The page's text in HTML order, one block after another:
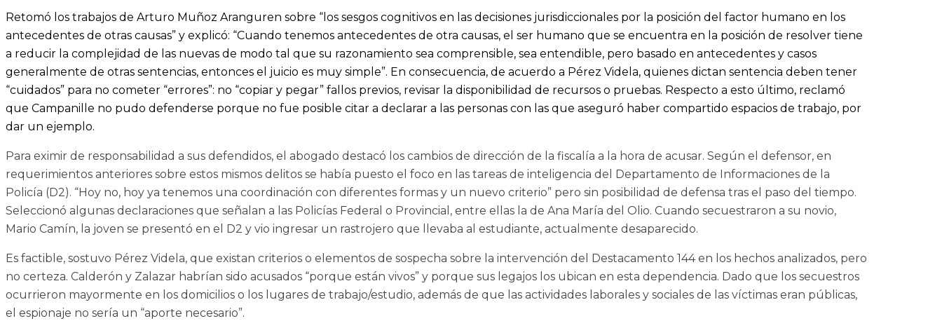
Retomó los trabajos de Arturo Muñoz Aranguren sobre “los sesgos cognitivos en las decisiones jurisdiccionales por la posición del factor humano en los
antecedentes de otras causas” y explicó: “Cuando tenemos antecedentes de otra causas, el ser humano que se encuentra en la posición de resolver tiene
a reducir la complejidad de las nuevas de modo tal que su razonamiento sea comprensible, sea entendible, pero basado en antecedentes y casos
generalmente de otras sentencias, entonces el juicio es muy simple”. En consecuencia, de acuerdo a Pérez Videla, quienes dictan sentencia deben tener
“cuidados” para no cometer “errores”: no “copiar y pegar” fallos previos, revisar la disponibilidad de recursos o pruebas. Respecto a esto último, reclamó
que Campanille no pudo defenderse porque no fue posible citar a declarar a las personas con las que aseguró haber compartido espacios de trabajo, por
dar un ejemplo.
Para eximir de responsabilidad a sus defendidos, el abogado destacó los cambios de dirección de la fiscalía a la hora de acusar. Según el defensor, en
requerimientos anteriores sobre estos mismos delitos se había puesto el foco en las tareas de inteligencia del Departamento de Informaciones de la
Policía (D2). “Hoy no, hoy ya tenemos una coordinación con diferentes formas y un nuevo criterio” pero sin posibilidad de defensa tras el paso del tiempo.
Seleccionó algunas declaraciones que señalan a las Policías Federal o Provincial, entre ellas la de Ana María del Olio. Cuando secuestraron a su novio,
Mario Camín, la joven se presentó en el D2 y vio ingresar un rastrojero que llevaba al estudiante, actualmente desaparecido.
Es factible, sostuvo Pérez Videla, que existan criterios o elementos de sospecha sobre la intervención del Destacamento 144 en los hechos analizados, pero
no certeza. Calderón y Zalazar habrían sido acusados “porque están vivos” y porque sus legajos los ubican en esta dependencia. Dado que los secuestros
ocurrieron mayormente en los domicilios o los lugares de trabajo/estudio, además de que las actividades laborales y sociales de las víctimas eran públicas,
el espionaje no sería un “aporte necesario”.